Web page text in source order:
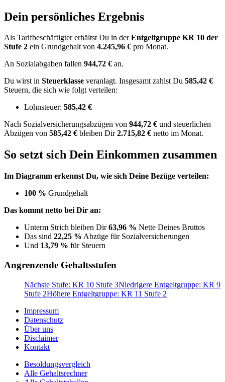
Dein persönliches Ergebnis
Als Tarifbeschäftigter erhältst Du in derEntgeltgruppe KR 10 der
Stufe 2 ein Grundgehalt von 4.245,96 € pro Monat.
An Sozialabgaben fallen 944,72 € an.
Du wirst in Steuerklasse veranlagt. Insgesamt zahlst Du 585,42 €
Steuern, die sich wie folgt verteilen:
Lohnsteuer: 585,42 €
Nach Sozialversicherungsabzügen von 944,72 € und steuerlichen
Abzügen von 585,42 € bleiben Dir2.715,82 € netto im Monat.
So setzt sich Dein Einkommen zusammen
Im Diagramm erkennst Du, wie sich Deine Bezüge verteilen:
100 % Grundgehalt
Das kommt netto bei Dir an:
Unterm Strich bleiben Dir63,96 % Nette Deines Bruttos
Das sind 22,25 % Abzüge für Sozialversicherungen
Und 13,79 % für Steuern
Angrenzende Gehaltsstufen
Nächste Stufe: KR 10 Stufe 3Niedrigere Entgeltgruppe: KR 9
Stufe 2Höhere Entgeltgruppe: KR 11 Stufe 2
Impressum
Datenschutz
Über uns
Disclaimer
Kontakt
Besoldungsvergleich
Alle Gehaltsrechner